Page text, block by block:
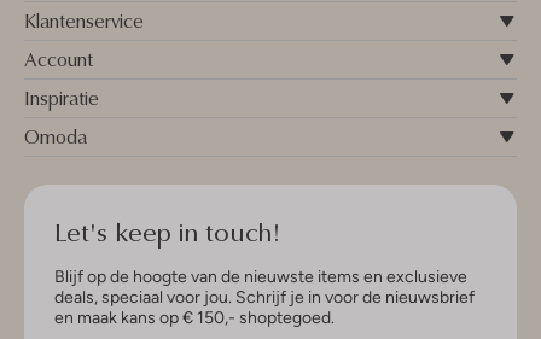
Klantenservice
Account
Inspiratie
Omoda
Let's keep in touch!
Blijf op de hoogte van de nieuwste items en exclusieve
deals, speciaal voor jou. Schrijf je in voor de nieuwsbrief
en maak kans op € 150,- shoptegoed.